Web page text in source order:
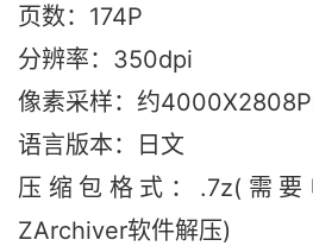
页数：174P
分辨率：350dpi
像素采样：约
语言版本：日文
压缩包格式：.7z(需
ZArchiver软件解压)